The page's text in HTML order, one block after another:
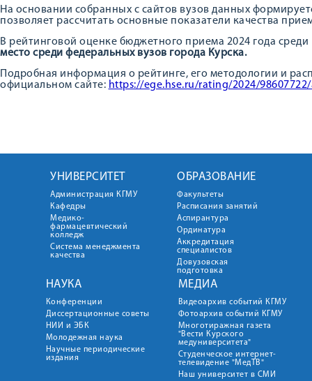
На основании собранных с сайтов вузов данных
позволяет рассчитать основные показатели качества
В рейтинговой оценке бюджетного приема 2024 года
место среди федеральных вузов города Курска.
Подробная информация о рейтинге, его методологии и
официальном сайте: https://ege.hse.ru/rating/2024/
УНИВЕРСИТЕТ
Администрация КГМУ
Кафедры
Медико-
фармацевтический
колледж
Система менеджмента
качества
ОБРАЗОВАНИЕ
Факультеты
Расписания занятий
Аспирантура
Ординатура
Аккредитация
специалистов
Довузовская
подготовка
НАУКА
Конференции
Диссертационные советы
НИИ и ЭБК
Молодежная наука
Научные периодические
издания
МЕДИА
Видеоархив событий КГМУ
Фотоархив событий КГМУ
Многотиражная газета
"Вести Курского
медуниверситета"
Студенческое интернет-
телевидение "МедТВ"
Наш университет в СМИ